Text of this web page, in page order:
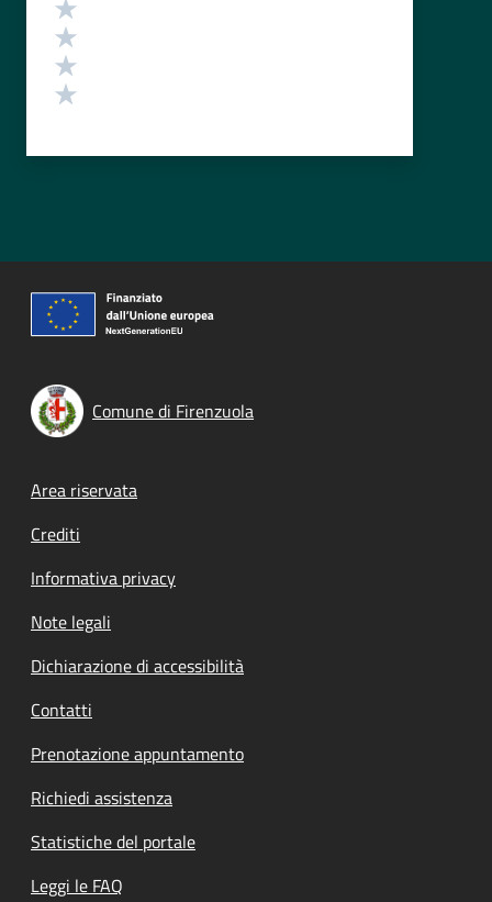
Comune di Firenzuola
Footer menu
Area riservata
Crediti
Informativa privacy
Note legali
Dichiarazione di accessibilità
Contatti
Prenotazione appuntamento
Richiedi assistenza
Statistiche del portale
Leggi le FAQ